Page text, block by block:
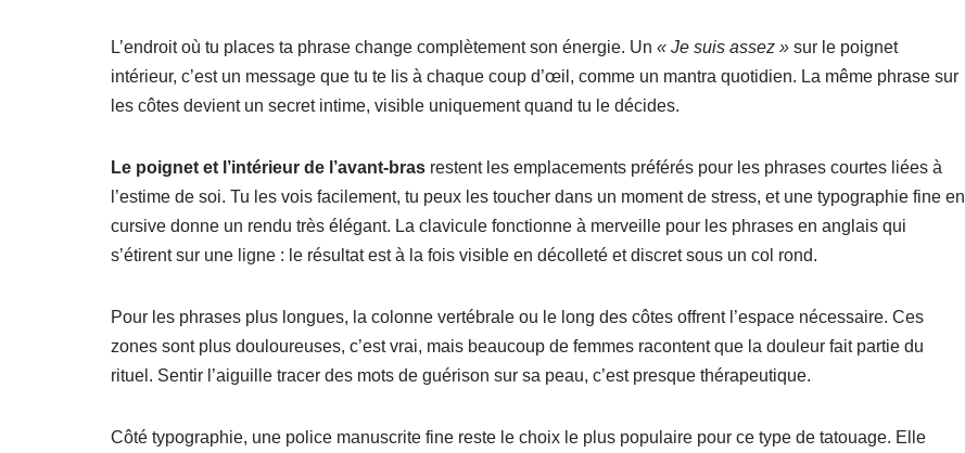
L’endroit où tu places ta phrase change complètement son énergie. Un « Je suis assez » sur le poignet
intérieur, c’est un message que tu te lis à chaque coup d’œil, comme un mantra quotidien. La même phrase sur
les côtes devient un secret intime, visible uniquement quand tu le décides.
Le poignet et l’intérieur de l’avant-bras restent les emplacements préférés pour les phrases courtes liées à
l’estime de soi. Tu les vois facilement, tu peux les toucher dans un moment de stress, et une typographie fine en
cursive donne un rendu très élégant. La clavicule fonctionne à merveille pour les phrases en anglais qui
s’étirent sur une ligne : le résultat est à la fois visible en décolleté et discret sous un col rond.
Pour les phrases plus longues, la colonne vertébrale ou le long des côtes offrent l’espace nécessaire. Ces
zones sont plus douloureuses, c’est vrai, mais beaucoup de femmes racontent que la douleur fait partie du
rituel. Sentir l’aiguille tracer des mots de guérison sur sa peau, c’est presque thérapeutique.
Côté typographie, une police manuscrite fine reste le choix le plus populaire pour ce type de tatouage. Elle